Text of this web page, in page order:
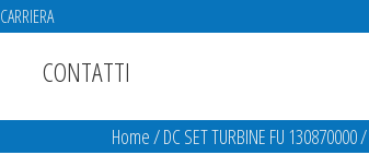
CARRIERA
CONTATTI
Home/DC SET TURBINE FU 130870000/